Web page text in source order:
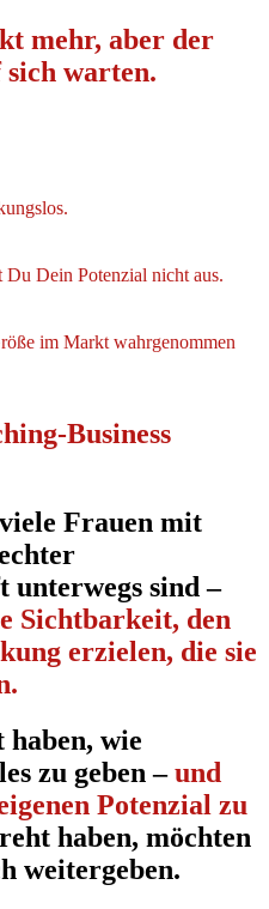
mehr, aber der
warten.
Du Dein Potenzial nicht aus.
im Markt wahrgenommen
Business
Frauen mit
sind –
Sichtbarkeit, den
erzielen, die sie
wie
zu geben –und
Potenzial zu
haben, möchten
weitergeben.